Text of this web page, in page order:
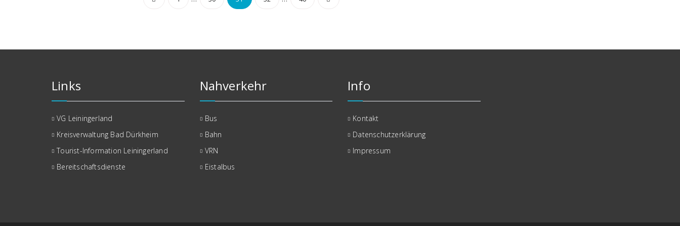
Links
VG Leiningerland
Kreisverwaltung Bad Dürkheim
Tourist-Information Leiningerland
Bereitschaftsdienste
Nahverkehr
Bus
Bahn
VRN
Eistalbus
Info
Kontakt
Datenschutzerklärung
Impressum